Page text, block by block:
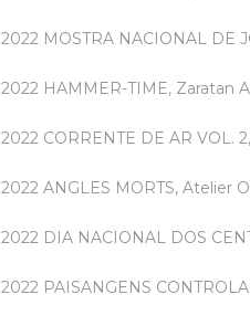
2022 MOSTRA NACIONAL DE
2022 HAMMER-TIME, Zaratan
2022 CORRENTE DE AR VOL.
2022 ANGLES MORTS, Atelier
2022 DIA NACIONAL DOS
2022 PAISANGENS